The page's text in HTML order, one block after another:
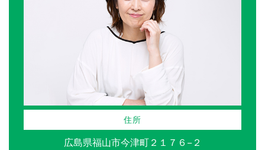
住所
広島県福山市今津町２１７６−２